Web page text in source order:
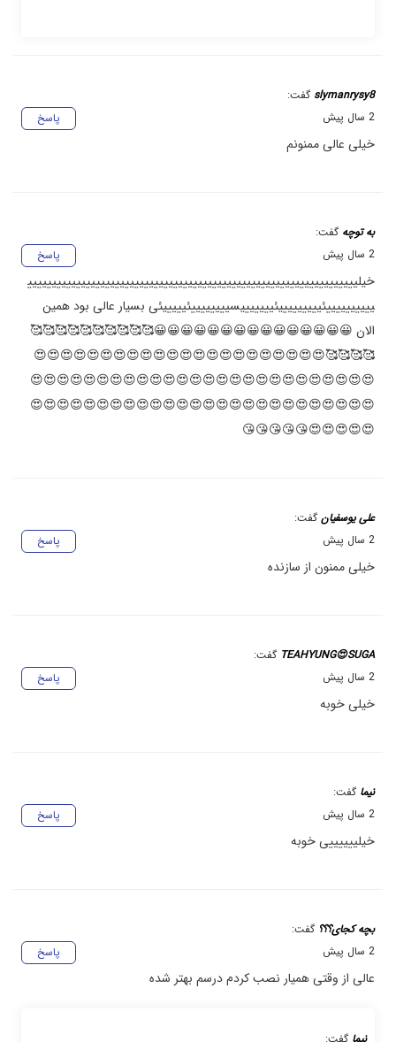
slymanrysy8 گفت:
پاسخ
2 سال پیش
خیلی عالی ممنونم
به توچه گفت:
پاسخ
2 سال پیش
خیلیییییییییییییییییییییییییییییییییییییییییییییییییییییییییییییییییییی
ییییییییییئیییییییییئیییییییسییییییییئیییییئی بسیار عالی بود همین
الان 😀😀😀😀😀😀😀😀😀😀😀😀😀😀😀🥰🥰🥰🥰🥰🥰🥰🥰🥰🥰
🥰🥰🥰🥰😍😍😍😍😍😍😍😍😍😍😍😍😍😍😍😍😍😍😍😍😍😍
😍😍😍😍😍😍😍😍😍😍😍😍😍😍😍😍😍😍😍😍😍😍😍😍😍😍
😍😍😍😍😍😍😍😍😍😍😍😍😍😍😍😍😍😍😍😍😍😍😍😍😍😍
😍😍😍😍😍😘😘😘😘😘
علی یوسفیان گفت:
پاسخ
2 سال پیش
خیلی ممنون از سازنده
TEAHYUNG😍SUGA گفت:
پاسخ
2 سال پیش
خیلی خوبه
نیما گفت:
پاسخ
2 سال پیش
خیلییییییی خوبه
بچه کجای؟؟؟ گفت:
پاسخ
2 سال پیش
عالی از وقتی همیار نصب کردم درسم بهتر شده